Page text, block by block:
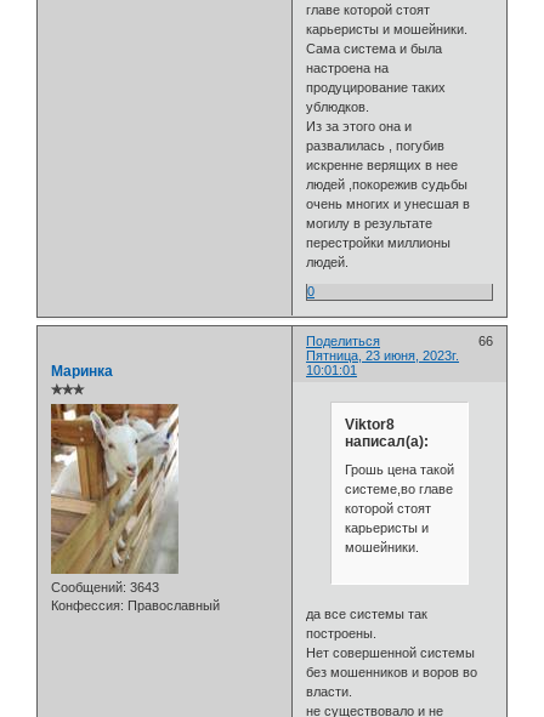
главе которой стоят
карьеристы и мошейники.
Сама система и была
настроена на
продуцирование таких
ублюдков.
Из за этого она и
развалилась , погубив
искренне верящих в нее
людей ,покорежив судьбы
очень многих и унесшая в
могилу в результате
перестройки миллионы
людей.
0
Поделиться
66
Пятница, 23 июня, 2023г.
10:01:01
Маринка
✯✯✯
Сообщений: 3643
Конфессия: Православный
Viktor8
написал(а):
Грошь цена такой
системе,во главе
которой стоят
карьеристы и
мошейники.
да все системы так
построены.
Нет совершенной системы
без мошенников и воров во
власти.
не существовало и не